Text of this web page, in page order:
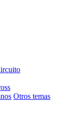
Otros temas